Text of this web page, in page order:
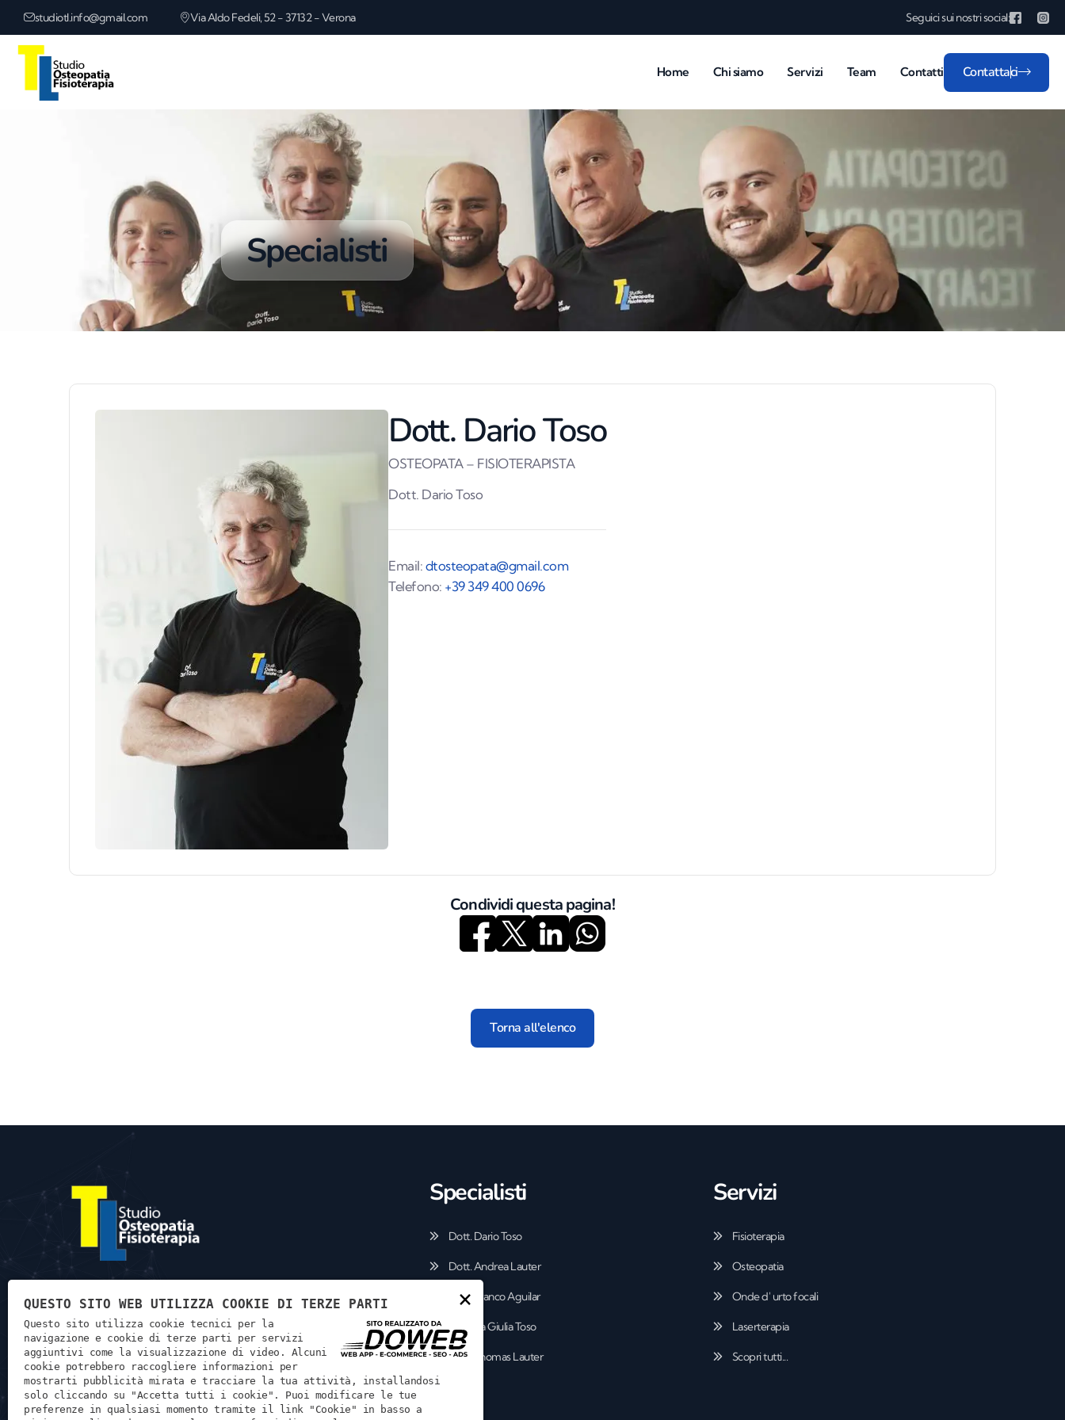
studiotl.info@gmail.com Via Aldo Fedeli, 52 - 37132 - Verona Seguici sui nostri social:
Home Chi siamo Servizi Team Contatti Contattaci
Specialisti
Dott. Dario Toso
OSTEOPATA – FISIOTERAPISTA
Dott. Dario Toso
Email: dtosteopata@gmail.com
Telefono: +39 349 400 0696
Condividi questa pagina!
Torna all'elenco
Per poter far fronte alle esigenze e richieste, collaboriamo
direttamente con esperti professionisti. Ascolto, collaborazione,
ricerca, passione e professionalità è ciò che ci raggruppa.
Specialisti
Dott. Dario Toso
Dott. Andrea Lauter
Dott. Franco Aguilar
Dott.ssa Giulia Toso
Dott. Thomas Lauter
Servizi
Fisioterapia
Osteopatia
Onde d' urto focali
Laserterapia
Scopri tutti...
×
QUESTO SITO WEB UTILIZZA COOKIE DI TERZE PARTI
Questo sito utilizza cookie tecnici per la
navigazione e cookie di terze parti per servizi
aggiuntivi come la visualizzazione di video. Alcuni
cookie potrebbero raccogliere informazioni per
mostrarti pubblicità mirata e tracciare la tua attività, installandosi
solo cliccando su "Accetta tutti i cookie". Puoi modificare le tue
preferenze in qualsiasi momento tramite il link "Cookie" in basso a